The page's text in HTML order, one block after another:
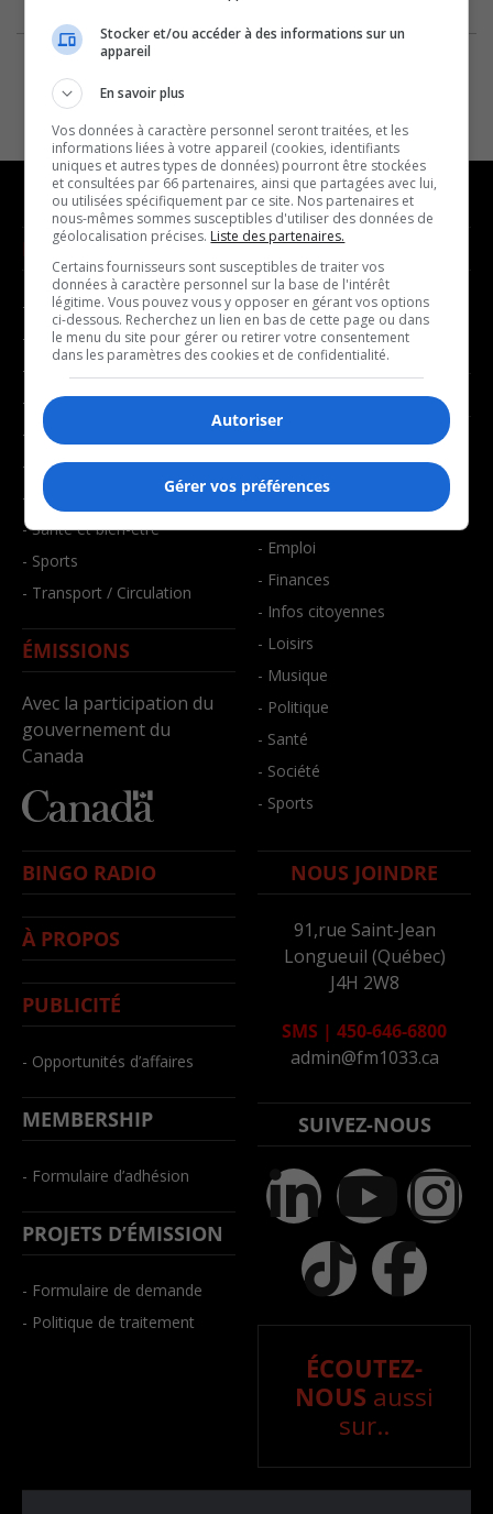
NOUVELLES
- Affaires municipales
- Communauté / Social
- Culture
- Économie
- Éducation
- Environnement
- Faits divers
- Santé et bien-être
- Sports
- Transport / Circulation
ÉMISSIONS
Avec la participation du
gouvernement du
Canada
MUSIQUE
- Décompte franco
- Joué récemment
BALADOS
- Art de vivre
- Bien-être
- Emploi
- Finances
- Infos citoyennes
- Loisirs
- Musique
- Politique
- Santé
- Société
- Sports
BINGO RADIO
À PROPOS
PUBLICITÉ
- Opportunités d’affaires
MEMBERSHIP
- Formulaire d’adhésion
PROJETS D’ÉMISSION
- Formulaire de demande
- Politique de traitement
NOUS JOINDRE
91,rue Saint-Jean
Longueuil (Québec)
J4H 2W8
SMS | 450-646-6800
admin@fm1033.ca
SUIVEZ-NOUS
ÉCOUTEZ-
NOUS aussi
sur..
Stocker et/ou accéder à des informations sur un
appareil
En savoir plus
Vos données à caractère personnel seront traitées, et les
informations liées à votre appareil (cookies, identifiants
uniques et autres types de données) pourront être stockées
et consultées par 66 partenaires, ainsi que partagées avec lui,
ou utilisées spécifiquement par ce site. Nos partenaires et
nous-mêmes sommes susceptibles d'utiliser des données de
géolocalisation précises. Liste des partenaires.
Certains fournisseurs sont susceptibles de traiter vos
données à caractère personnel sur la base de l'intérêt
légitime. Vous pouvez vous y opposer en gérant vos options
ci-dessous. Recherchez un lien en bas de cette page ou dans
le menu du site pour gérer ou retirer votre consentement
dans les paramètres des cookies et de confidentialité.
Autoriser
Gérer vos préférences